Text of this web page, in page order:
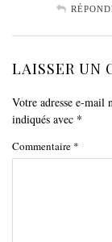
LAISSER UN
Votre adresse e-mail
indiqués avec *
Commentaire *